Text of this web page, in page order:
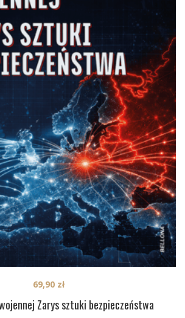
Zarys sztuki bezpieczeństwa
69,90 zł